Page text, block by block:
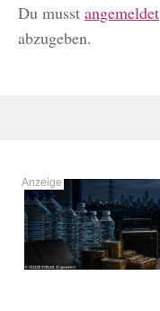
Du musst angemeldet
abzugeben.